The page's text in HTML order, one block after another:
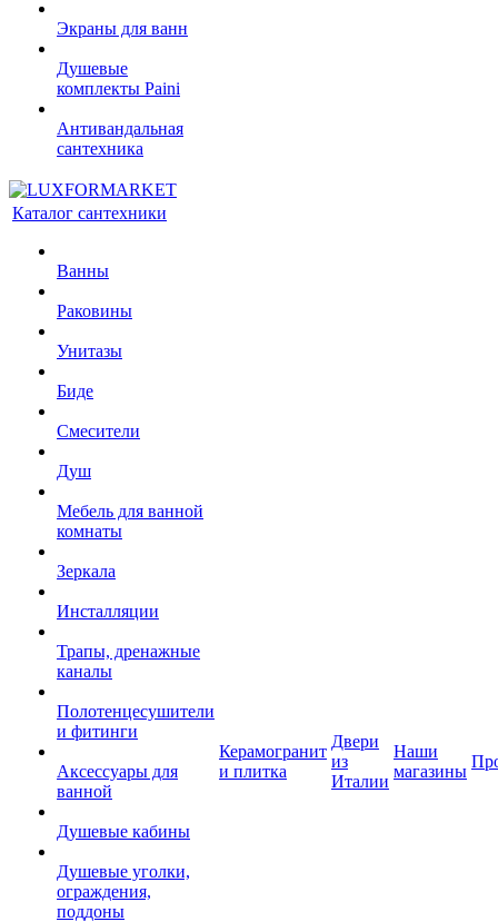
Экраны для ванн
Душевые
комплекты Paini
Антивандальная
сантехника
Каталог сантехники
Ванны
Раковины
Унитазы
Биде
Смесители
Душ
Мебель для ванной
комнаты
Зеркала
Инсталляции
Трапы, дренажные
каналы
Полотенцесушители
и фитинги
Аксессуары для
ванной
Душевые кабины
Душевые уголки,
ограждения,
поддоны
Керамогранит
и плитка
Двери
из
Италии
Наши
магазины